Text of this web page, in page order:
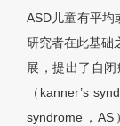
ASD儿童有平均
研究者在此基础
展，提出了自
（kanner’s
syndrome，